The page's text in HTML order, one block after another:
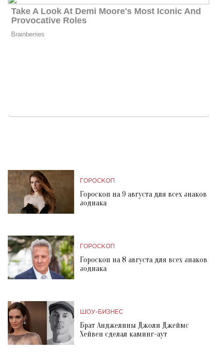
ГОРОСКОП
Гороскоп на 9 августа для всех знаков
зодиака
ГОРОСКОП
Гороскоп на 8 августа для всех знаков
зодиака
ШОУ-БИЗНЕС
Брат Анджелины Джоли Джеймс
Хейвен сделал каминг-аут